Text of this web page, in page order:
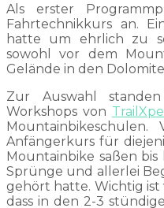
Als erster
Fahrtechnikkurs an.
hatte um ehrlich zu
sowohl vor dem
Gelände in den
Zur Auswahl
Workshops von
Anfängerkurs für
Mountainbike saßen
Sprünge und allerlei
gehört hatte. Wichtig
dass in den 2-3